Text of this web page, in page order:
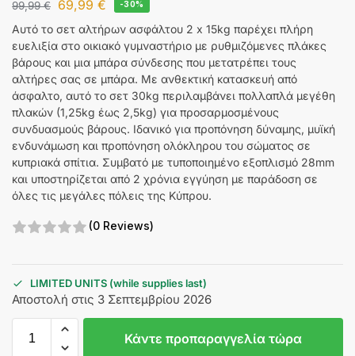
99,99€ 69,99 € -30%
Αυτό το σετ αλτήρων ασφάλτου 2 x 15kg παρέχει πλήρη
ευελιξία στο οικιακό γυμναστήριο με ρυθμιζόμενες πλάκες
βάρους και μια μπάρα σύνδεσης που μετατρέπει τους
αλτήρες σας σε μπάρα. Με ανθεκτική κατασκευή από
άσφαλτο, αυτό το σετ 30kg περιλαμβάνει πολλαπλά μεγέθη
πλακών (1,25kg έως 2,5kg) για προσαρμοσμένους
συνδυασμούς βάρους. Ιδανικό για προπόνηση δύναμης, μυϊκή
ενδυνάμωση και προπόνηση ολόκληρου του σώματος σε
κυπριακά σπίτια. Συμβατό με τυποποιημένο εξοπλισμό 28mm
και υποστηρίζεται από 2 χρόνια εγγύηση με παράδοση σε
όλες τις μεγάλες πόλεις της Κύπρου.
(0 Reviews)
LIMITED UNITS (while supplies last)
Αποστολή στις 3 Σεπτεμβρίου 2026
Κάντε προπαραγγελία τώρα